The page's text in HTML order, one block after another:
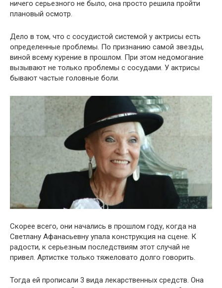
ничего серьезного не было, она просто решила пройти
плановый осмотр.
Дело в том, что с сосудистой системой у актрисы есть
определенные проблемы. По признанию самой звезды,
виной всему курение в прошлом. При этом недомогание
вызывают не только проблемы с сосудами. У актрисы
бывают частые головные боли.
Скорее всего, они начались в прошлом году, когда на
Светлану Афанасьевну упала конструкция на сцене. К
радости, к серьезным последствиям этот случай не
привел. Артистке только тяжеловато долго говорить.
Тогда ей прописали 3 вида лекарственных средств. Она